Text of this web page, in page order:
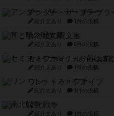
アンダー・ザ・テーブラ
紹介文あり 1件の投稿
宵と暁の呪文書
紹介文あり 8件の投稿
セミファイナル ～お前
紹介文あり 1件の投稿
ワン・トゥ・ファイブ
紹介文あり 1件の投稿
南北戦争
紹介文あり 1件の投稿